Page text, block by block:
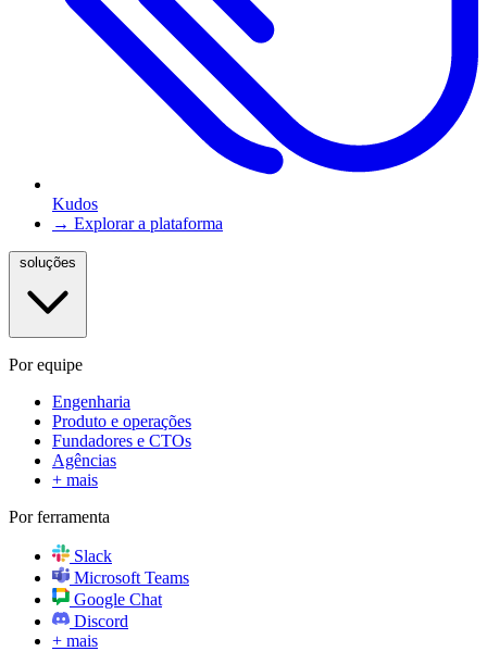
Kudos
→ Explorar a plataforma
Por equipe
Engenharia
Produto e operações
Fundadores e CTOs
Agências
+ mais
Por ferramenta
Slack
Microsoft Teams
Google Chat
Discord
+ mais